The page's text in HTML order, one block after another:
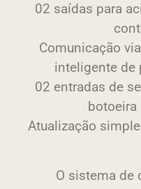
02 saídas para
Comunicação
inteligente de
02 entradas de
botoeira
Atualização
O sistema de